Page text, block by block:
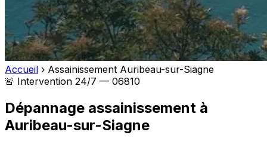
Accueil › Assainissement Auribeau-sur-Siagne
🚨 Intervention 24/7 — 06810
Dépannage assainissement à
Auribeau-sur-Siagne